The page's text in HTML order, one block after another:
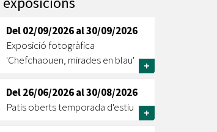
i Integritat
Retiment de Comptes
Dades Obertes
Municipals
Del02/09/2026al30/09/2026
Exposició fotogràfica
'Chefchaouen, mirades en blau'
+
Del26/06/2026al30/08/2026
Patis oberts temporada d'estiu
+